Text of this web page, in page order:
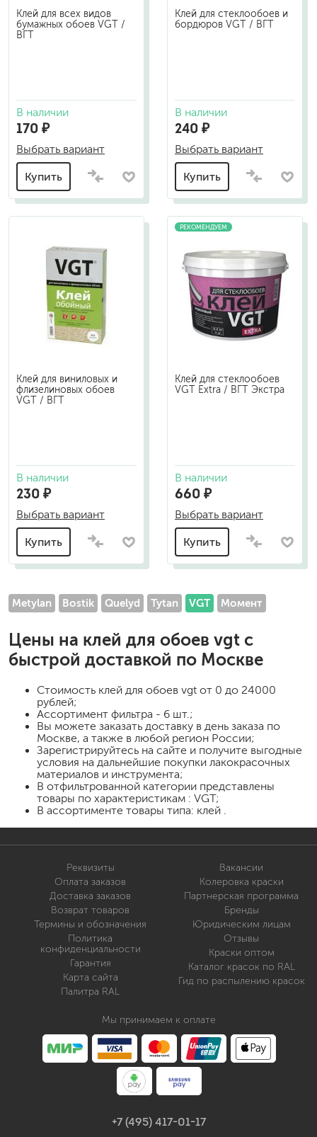
Клей для всех видов
бумажных обоев VGT /
ВГТ
В наличии
170 ₽
Выбрать вариант
Купить
Клей для стеклообоев и
бордюров VGT / ВГТ
В наличии
240 ₽
Выбрать вариант
Купить
Клей для виниловых и
флизелиновых обоев
VGT / ВГТ
В наличии
230 ₽
Выбрать вариант
Купить
РЕКОМЕНДУЕМ
Клей для стеклообоев
VGT Extra / ВГТ Экстра
В наличии
660 ₽
Выбрать вариант
Купить
Metylan Bostik Quelyd Tytan VGT Момент
Цены на клей для обоев vgt с
быстрой доставкой по Москве
Стоимость клей для обоев vgt от 0 до 24000
рублей;
Ассортимент фильтра - 6 шт.;
Вы можете заказать доставку в день заказа по
Москве, а также в любой регион России;
Зарегистрируйтесь на сайте и получите выгодные
условия на дальнейшие покупки лакокрасочных
материалов и инструмента;
В отфильтрованной категории представлены
товары по характеристикам : VGT;
В ассортименте товары типа: клей .
Реквизиты
Оплата заказов
Доставка заказов
Возврат товаров
Термины и обозначения
Политика
конфиденциальности
Гарантия
Карта сайта
Палитра RAL
Вакансии
Колеровка краски
Партнерская программа
Бренды
Юридическим лицам
Отзывы
Краски оптом
Каталог красок по RAL
Гид по распылению красок
Мы принимаем к оплате
+7 (495) 417-01-17